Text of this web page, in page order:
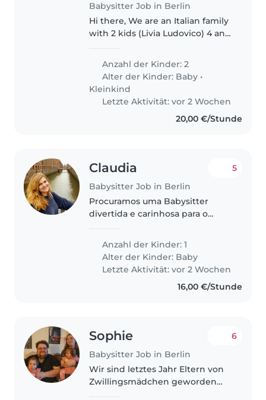
Babysitter Job in Berlin
Hi there, We are an Italian family
with 2 kids (Livia Ludovico) 4 and
babysitting ~1-2 times a week for
2 hours almost regularly and
during week days...
Anzahl der Kinder: 2
Alter der Kinder: Baby •
Kleinkind
Letzte Aktivität: vor 2 Wochen
20,00 €/Stunde
Claudia
Babysitter Job in Berlin
5
Procuramos uma Babysitter
divertida e carinhosa para o
crianças enérgicas e saber lidar
com animais de estimação.
Disponível para cuidar dele em
nossa..
Anzahl der Kinder: 1
Alter der Kinder: Baby
Letzte Aktivität: vor 2 Wochen
16,00 €/Stunde
Sophie
Babysitter Job in Berlin
6
Wir sind letztes Jahr Eltern von
Zwillingsmädchen geworden